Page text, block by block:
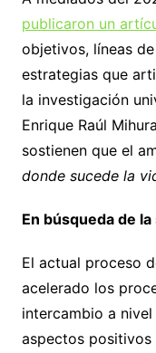
publicaron un
objetivos, líneas
estrategias que
la investigación
Enrique Raúl
sostienen que el
donde sucede la
En búsqueda de
El actual proceso
acelerado los
intercambio a
aspectos positivos